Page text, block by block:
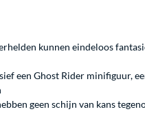
kunnen eindeloos
een Ghost Rider minifiguur,
geen schijn van kans